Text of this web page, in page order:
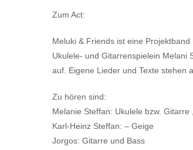
Zum Act:
Meluki & Friends ist eine
Ukulele- und Gitarrenspielein Melani
auf. Eigene Lieder und Texte stehen
Zu hören sind:
Melanie Steffan: Ukulele bzw. Gitarre
Karl-Heinz Steffan: – Geige
Jorgos: Gitarre und Bass